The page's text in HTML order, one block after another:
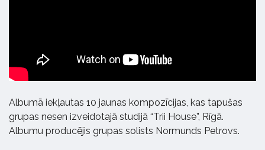
Albumā iekļautas 10 jaunas kompozīcijas, kas tapušas
grupas nesen izveidotajā studijā “Trii House”, Rīgā.
Albumu producējis grupas solists Normunds Petrovs.